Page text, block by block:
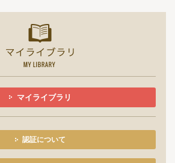
マイライブラリ
認証について